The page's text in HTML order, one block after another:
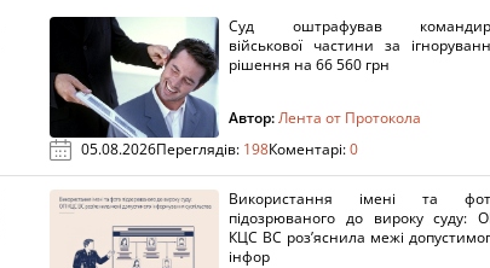
Суд оштрафував
військової частини за
рішення на 66 560 грн
Автор:Лента от Протокола
05.08.2026Переглядів: 198Коментарі:0
Використання імені та
підозрюваного до вироку суду:
КЦС ВС роз’яснила межі
інфор